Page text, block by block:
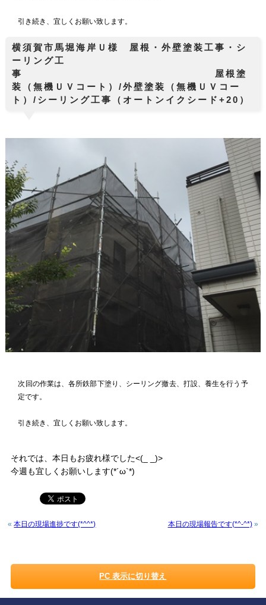
引き続き、宜しくお願い致します。
横須賀市馬堀海岸Ｕ様 屋根・外壁塗装工事・シ
ーリング工
事 屋根塗
装（無機ＵＶコート）/外壁塗装（無機ＵＶコー
ト）/シーリング工事（オートンイクシード+20）
次回の作業は、各所鉄部下塗り、シーリング撤去、打設、養生を行う予
定です。
引き続き、宜しくお願い致します。
それでは、本日もお疲れ様でした<(_ _)>
今週も宜しくお願いします(*´ω`*)
«本日の現場進捗です(*^^*) 本日の現場報告です(*^-^*)»
PC 表示に切り替え